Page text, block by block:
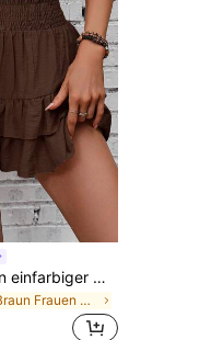
Breezaya Damen einfarbiger Wickelrock mit Rüschensaum, Urlaub
in Braun Frauen Unterteile